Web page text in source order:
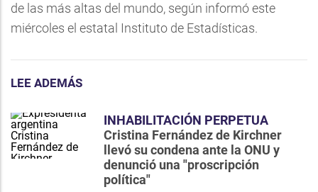
de las más altas del mundo, según informó este
miércoles el estatal Instituto de Estadísticas.
LEE ADEMÁS
INHABILITACIÓN PERPETUA
Cristina Fernández de Kirchner
llevó su condena ante la ONU y
denunció una "proscripción
política"